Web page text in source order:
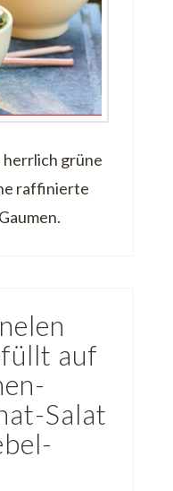
herrlich grüne
raffinierte
auf
Salat